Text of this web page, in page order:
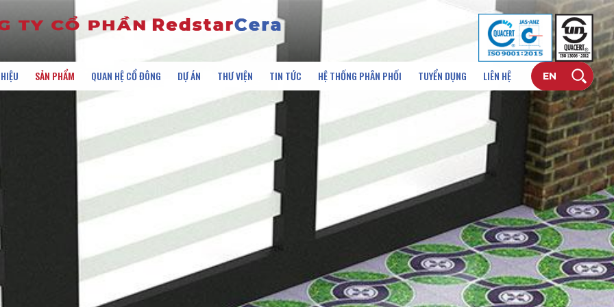
SẢN PHẨM QUAN HỆ CỔ ĐÔNG DỰ ÁN THƯ VIỆN TIN TỨC HỆ THỐNG PHÂN PHỐI TUYỂN DỤNG LIÊN HỆ EN